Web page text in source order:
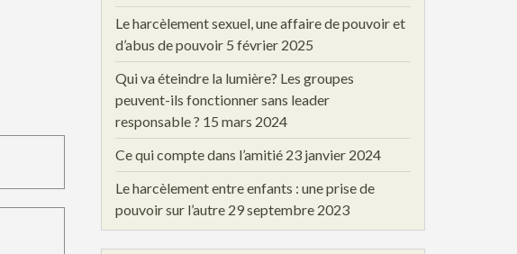
Le harcèlement sexuel, une affaire de pouvoir et
d’abus de pouvoir 5 février 2025
Qui va éteindre la lumière? Les groupes
peuvent-ils fonctionner sans leader
responsable ? 15 mars 2024
Ce qui compte dans l’amitié 23 janvier 2024
Le harcèlement entre enfants : une prise de
pouvoir sur l’autre 29 septembre 2023